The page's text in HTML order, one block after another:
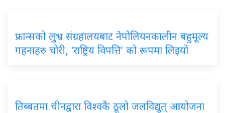
फ्रान्सको लुभ्र संग्रहालयबाट नेपोलियनकालीन बहुमूल्य
गहनाहरु चोरी, ‘राष्ट्रिय विपत्ति’ को रूपमा लिइयो
तिब्बतमा चीनद्वारा विश्वकै ठूलो जलविद्युत् आयोजना